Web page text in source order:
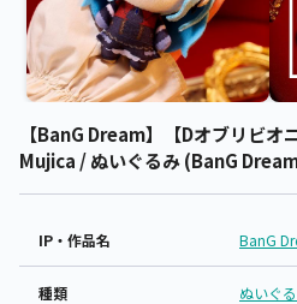
【BanG Dream】【Dオブリビオ
Mujica / ぬいぐるみ (BanG
IP・作品名 BanG
種類 ぬいぐ